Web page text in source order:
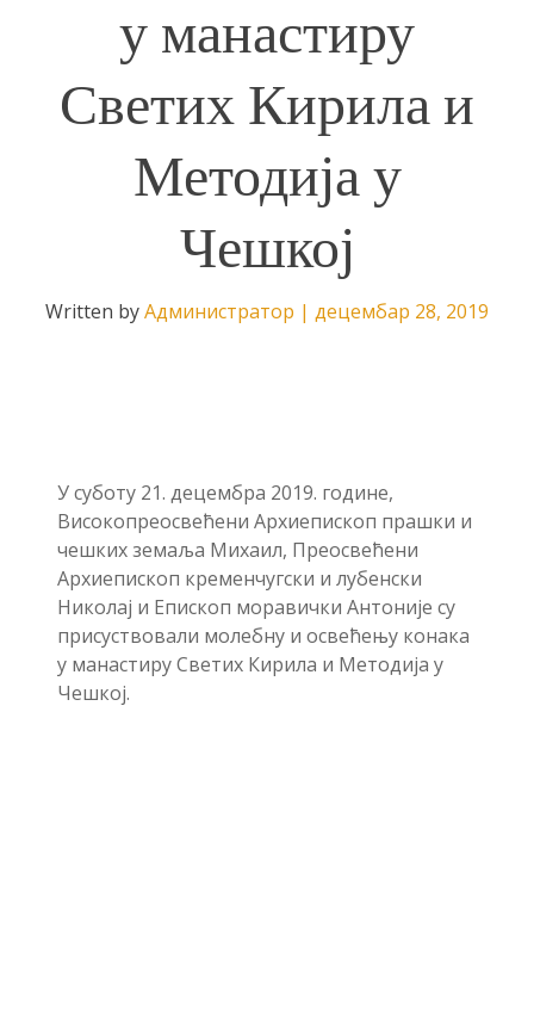
у манастиру
Светих Кирила и
Методија у
Чешкој
Written byАдминистратор | децембар 28, 2019
У суботу 21. децембра 2019. године,
Високопреосвећени Архиепископ прашки и
чешких земаља Михаил, Преосвећени
Архиепископ кременчугски и лубенски
Николај и Епископ моравички Антоније су
присуствовали молебну и освећењу конака
у манастиру Светих Кирила и Методија у
Чешкој.